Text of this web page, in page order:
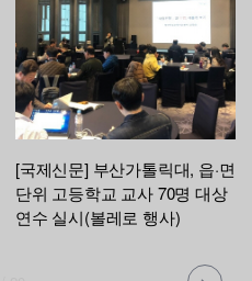
[국제신문] 부산가톨릭대, 읍·면
단위 고등학교 교사 70명 대상
연수 실시(볼레로 행사)